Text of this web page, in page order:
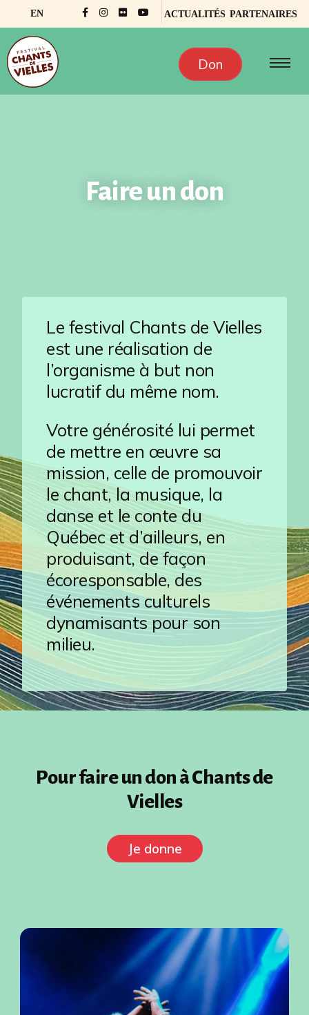
ACTUALITÉS PARTENAIRES
EN
Don
Faire un don
Le festival Chants de Vielles
est une réalisation de
l’organisme à but non
lucratif du même nom.
Votre générosité lui permet
de mettre en œuvre sa
mission, celle de promouvoir
le chant, la musique, la
danse et le conte du
Québec et d’ailleurs, en
produisant, de façon
écoresponsable, des
événements culturels
dynamisants pour son
milieu.
Pour faire un don à Chants de
Vielles
Je donne